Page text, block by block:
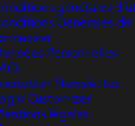
générales
Générales
Personnelles
Newsletter
Customizer
légales